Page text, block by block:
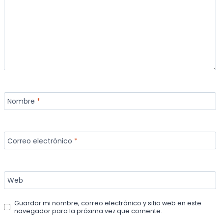
Nombre *
Correo electrónico *
Web
Guardar mi nombre, correo electrónico y sitio web en este
navegador para la próxima vez que comente.